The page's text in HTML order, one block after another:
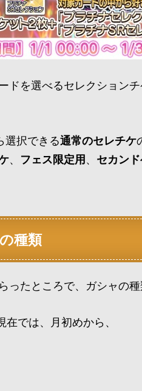
ドを選べるセレクション
選択できる通常のセレチケ
、 フェス限定用、 セカン
種類
ったところで、ガシャの種
では、月初めから、